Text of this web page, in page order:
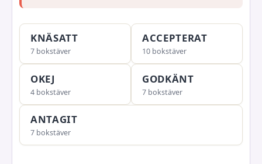
KNÄSATT
7 bokstäver
ACCEPTERAT
10 bokstäver
OKEJ
4 bokstäver
GODKÄNT
7 bokstäver
ANTAGIT
7 bokstäver